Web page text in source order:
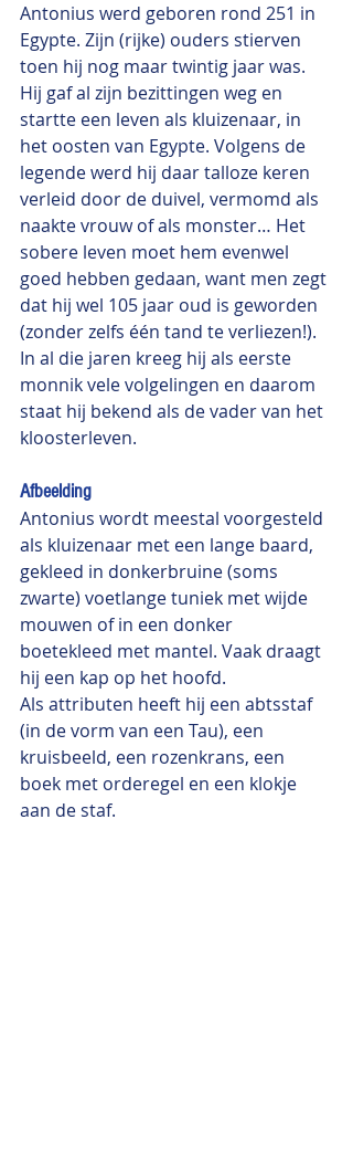
Antonius werd geboren rond 251 in
Egypte. Zijn (rijke) ouders stierven
toen hij nog maar twintig jaar was.
Hij gaf al zijn bezittingen weg en
startte een leven als kluizenaar, in
het oosten van Egypte. Volgens de
legende werd hij daar talloze keren
verleid door de duivel, vermomd als
naakte vrouw of als monster… Het
sobere leven moet hem evenwel
goed hebben gedaan, want men zegt
dat hij wel 105 jaar oud is geworden
(zonder zelfs één tand te verliezen!).
In al die jaren kreeg hij als eerste
monnik vele volgelingen en daarom
staat hij bekend als de vader van het
kloosterleven.
Afbeelding
Antonius wordt meestal voorgesteld
als kluizenaar met een lange baard,
gekleed in donkerbruine (soms
zwarte) voetlange tuniek met wijde
mouwen of in een donker
boetekleed met mantel. Vaak draagt
hij een kap op het hoofd.
Als attributen heeft hij een abtsstaf
(in de vorm van een Tau), een
kruisbeeld, een rozenkrans, een
boek met orderegel en een klokje
aan de staf.